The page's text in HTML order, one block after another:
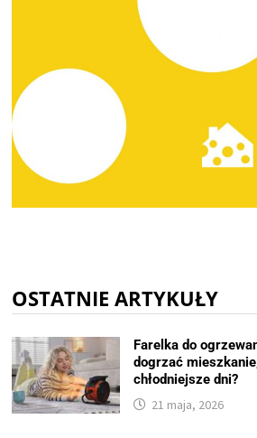
OSTATNIE ARTYKUŁY
Farelka do
dogrzać
chłodniejsze dni?
21 maja, 2026